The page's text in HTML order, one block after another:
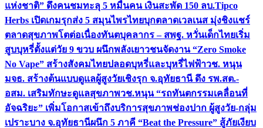
แห่งชาติ” ดึงคนชมทะลุ 5 หมื่นคน เงินสะพัด 150 ลบ.Tipco
Herbs เปิดเกมรุกส่ง 5 สมุนไพรไทยบุกตลาดเวลเนส มุ่งชิงแชร์
ตลาดสุขภาพโตต่อเนื่องทันตบุคลากร – สพฐ. หวั่นเด็กไทยเริ่ม
สูบบุหรี่ตั้งแต่วัย 9 ขวบ ผนึกพลังเยาวชนจัดงาน “Zero Smoke
No Vape” สร้างสังคมไทยปลอดบุหรี่และบุหรี่ไฟฟ้าวช. หนุน
มจธ. สร้างต้นแบบดูแลผู้สูงวัยเชิงรุก จ.อุทัยธานี ดึง รพ.สต.-
อสม. เสริมทักษะดูแลสุขภาพวช.หนุน “รถทันตกรรมเคลื่อนที่
อัจฉริยะ” เพิ่มโอกาสเข้าถึงบริการสุขภาพช่องปาก ผู้สูงวัย-กลุ่ม
เปราะบาง จ.อุทัยธานีผนึก 5 ภาคี “Beat the Pressure” สู้ภัยเงียบ